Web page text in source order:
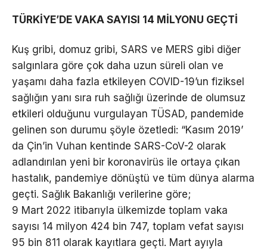
TÜRKİYE’DE VAKA SAYISI 14 MİLYONU GEÇTİ
Kuş gribi, domuz gribi, SARS ve MERS gibi diğer
salgınlara göre çok daha uzun süreli olan ve
yaşamı daha fazla etkileyen COVID-19’un fiziksel
sağlığın yanı sıra ruh sağlığı üzerinde de olumsuz
etkileri olduğunu vurgulayan TÜSAD, pandemide
gelinen son durumu şöyle özetledi: “Kasım 2019’
da Çin’in Vuhan kentinde SARS-CoV-2 olarak
adlandırılan yeni bir koronavirüs ile ortaya çıkan
hastalık, pandemiye dönüştü ve tüm dünya alarma
geçti. Sağlık Bakanlığı verilerine göre;
9 Mart 2022 itibarıyla ülkemizde toplam vaka
sayısı 14 milyon 424 bin 747, toplam vefat sayısı
95 bin 811 olarak kayıtlara geçti. Mart ayıyla